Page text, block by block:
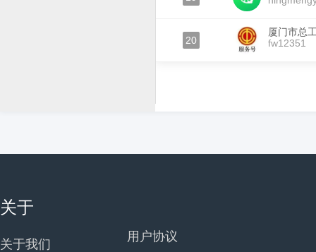
20
厦门市总
fw12351
关于
关于我们
用户协议